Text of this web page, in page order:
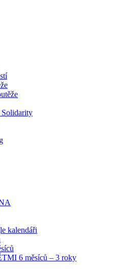
kalendáři
6 měsíců – 3 roky